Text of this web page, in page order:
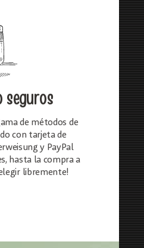
seguros
de métodos de
con tarjeta de
y PayPal
hasta la compra a
libremente!